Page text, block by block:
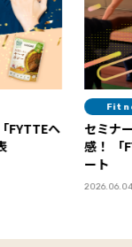
アを体
迷い
語る